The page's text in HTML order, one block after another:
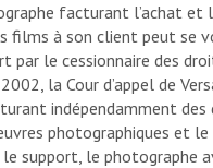
facturant l’achat et
films à son client peut se
par le cessionnaire des
la Cour d’appel de
indépendamment des
photographiques et le
support, le photographe